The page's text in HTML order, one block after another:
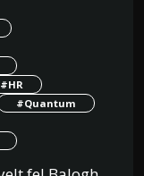
#HR
#Quantum